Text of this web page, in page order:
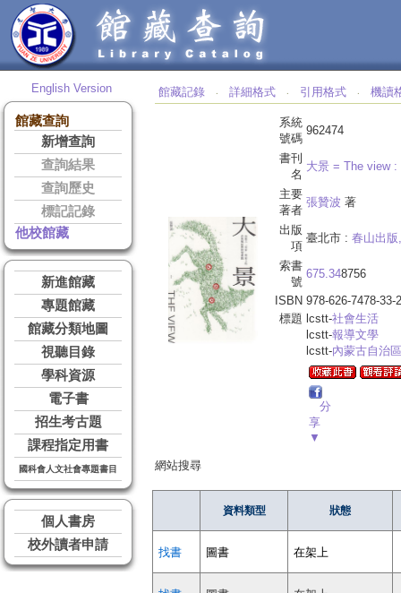
English Version
館藏查詢
新增查詢
查詢結果
查詢歷史
標記記錄
他校館藏
新進館藏
專題館藏
館藏分類地圖
視聽目錄
學科資源
電子書
招生考古題
課程指定用書
國科會人文社會專題書目
個人書房
校外讀者申請
館藏記錄 ‧ 詳細格式 ‧ 引用格式 ‧ 機讀
系統
號碼
962474
書刊
名
大景 = The view :
主要
著者
張贊波 著
出版
項
臺北市 : 春山出版,
索書
號
675.348756
ISBN 978-626-7478-33-2
標題 lcstt-社會生活
lcstt-報導文學
lcstt-內蒙古自治區
分
享
▼
網站搜尋
資料類型 狀態
找書 圖書 在架上